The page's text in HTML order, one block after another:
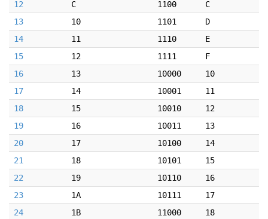
12
C 1100
C
13
10 1101
D
14
11 1110
E
15
12 1111
F
16
13 10000
10
17
14 10001
11
18
15 10010
12
19
16 10011
13
20
17 10100
14
21
18 10101
15
22
19 10110
16
23
1A 10111
17
24
1B 11000
18